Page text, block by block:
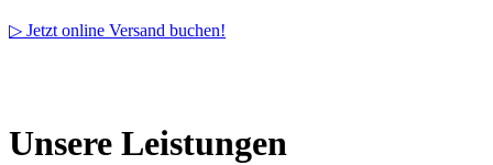
▷ Jetzt online Versand buchen!
Unsere Leistungen